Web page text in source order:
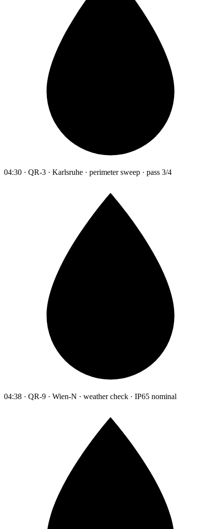
04:30 · QR-3 · Karlsruhe · perimeter sweep · pass 3/4
04:38 · QR-9 · Wien-N · weather check · IP65 nominal